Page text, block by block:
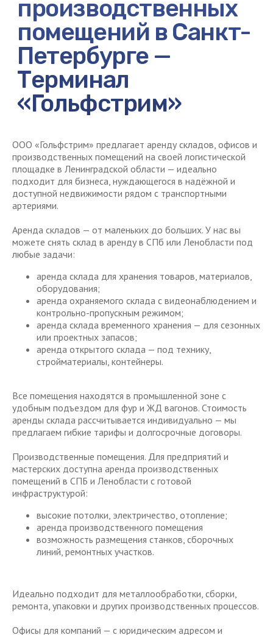
ООО «Гольфстрим» предлагает аренду складов, офисов и
производственных помещений на своей логистической
площадке в Ленинградской области — идеально
подходит для бизнеса, нуждающегося в надёжной и
доступной недвижимости рядом с транспортными
артериями.
Аренда складов — от маленьких до больших. У нас вы
можете снять склад в аренду в СПб или Ленобласти под
любые задачи:
аренда склада для хранения товаров, материалов,
оборудования;
аренда охраняемого склада с видеонаблюдением и
контрольно-пропускным режимом;
аренда склада временного хранения — для сезонных
или проектных запасов;
аренда открытого склада — под технику,
стройматериалы, контейнеры.
Все помещения находятся в промышленной зоне с
удобным подъездом для фур и ЖД вагонов. Стоимость
аренды склада рассчитывается индивидуально — мы
предлагаем гибкие тарифы и долгосрочные договоры.
Производственные помещения. Для предприятий и
мастерских доступна аренда производственных
помещений в СПБ и Ленобласти с готовой
инфраструктурой:
высокие потолки, электричество, отопление;
аренда производственного помещения
возможность размещения станков, сборочных
линий, ремонтных участков.
Идеально подходит для металлообработки, сборки,
ремонта, упаковки и других производственных процессов.
Офисы для компаний — с юридическим адресом и
Ответы на ключевые
вопросы по работе
склада и условиям
сотрудничества
Вопросы и ответы